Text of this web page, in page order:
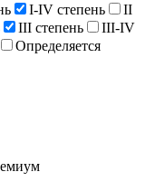
I-IV степень
II
III степень
III-IV
Определяется